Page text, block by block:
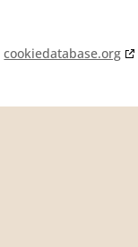
cookiedatabase.org